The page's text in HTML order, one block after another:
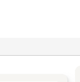
消費者歡迎，也是